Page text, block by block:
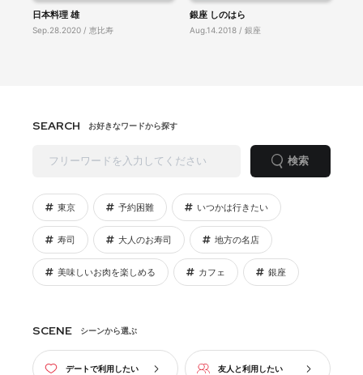
日本料理 雄
Sep.28.2020 / 恵比寿
銀座 しのはら
Aug.14.2018 / 銀座
SEARCH お好きなワードから探す
検索
東京 予約困難 いつかは行きたい
寿司 大人のお寿司 地方の名店
美味しいお肉を楽しめる カフェ 銀座
SCENE シーンから選ぶ
デートで利用したい 友人と利用したい